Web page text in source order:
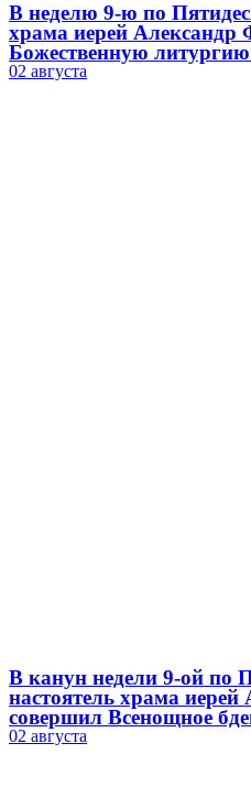
В неделю 9-ю по
храма иерей Александр
Божественную
02 августа
В канун недели 9-ой по
настоятель храма
совершил Всенощное
02 августа